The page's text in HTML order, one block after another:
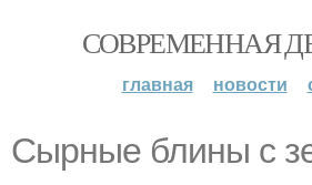
СОВРЕМЕННАЯ
главная новости
Сырные блины с